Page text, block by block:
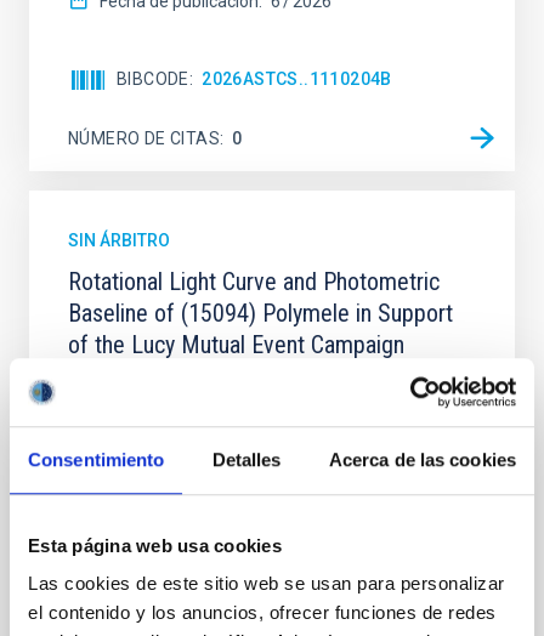
Consentimiento Detalles Acerca de las cookies
Esta página web usa cookies
Las cookies de este sitio web se usan para personalizar
el contenido y los anuncios, ofrecer funciones de redes
BIBCODE 2026ASTCS..1110204B
NÚMERO DE CITAS 0
SIN ÁRBITRO
Rotational Light Curve and Photometric
Baseline of (15094) Polymele in Support
of the Lucy Mutual Event Campaign
We report a rotational light curve and Fourier baseline
model for the Jupiter Trojan (15094) Polymele, a
on 2026 May 19─20 and May 21─22 UT with the
Two-meter Twin Telescope (TTT). Phase-Dispersion
yields P rot = 5.762 ± 0.051 hr and a peak-to-peak
Alarcon, Miguel R. et al.
Fecha de publicación: 5 2026